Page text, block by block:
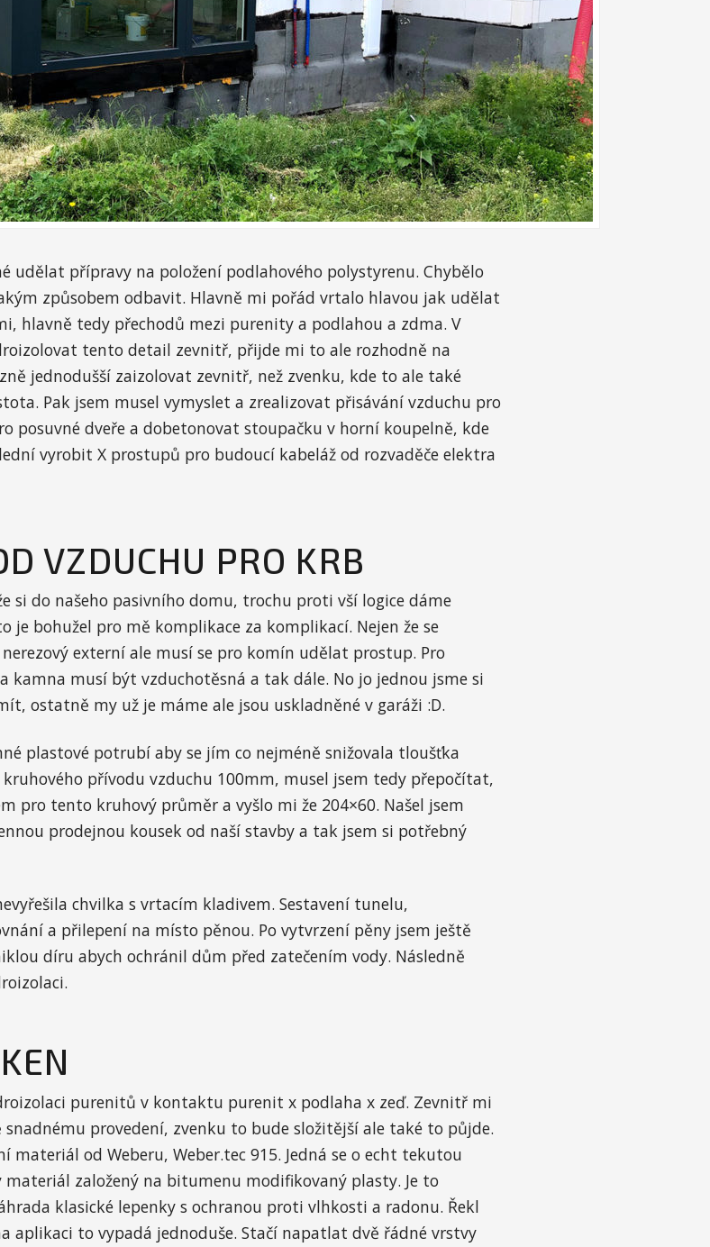
udělat přípravy na položení podlahového polystyrenu. Chybělo
způsobem odbavit. Hlavně mi pořád vrtalo hlavou jak udělat
hlavně tedy přechodů mezi purenity a podlahou a zdma. V
tento detail zevnitř, přijde mi to ale rozhodně na
jednodušší zaizolovat zevnitř, než zvenku, kde to ale také
Pak jsem musel vymyslet a zrealizovat přisávání vzduchu pro
posuvné dveře a dobetonovat stoupačku v horní koupelně, kde
vyrobit X prostupů pro budoucí kabeláž od rozvaděče elektra
VZDUCHU PRO KRB
si do našeho pasivního domu, trochu proti vší logice dáme
je bohužel pro mě komplikace za komplikací. Nejen že se
externí ale musí se pro komín udělat prostup. Pro
kamna musí být vzduchotěsná a tak dále. No jo jednou jsme si
ostatně my už je máme ale jsou uskladněné v garáži :D.
plastové potrubí aby se jím co nejméně snižovala tloušťka
přívodu vzduchu 100mm, musel jsem tedy přepočítat,
pro tento kruhový průměr a vyšlo mi že 204×60. Našel jsem
prodejnou kousek od naší stavby a tak jsem si potřebný
chvilka s vrtacím kladivem. Sestavení tunelu,
a přilepení na místo pěnou. Po vytvrzení pěny jsem ještě
díru abych ochránil dům před zatečením vody. Následně
purenitů v kontaktu purenit x podlaha x zeď. Zevnitř mi
provedení, zvenku to bude složitější ale také to půjde.
od Weberu, Weber.tec 915. Jedná se o echt tekutou
založený na bitumenu modifikovaný plasty. Je to
klasické lepenky s ochranou proti vlhkosti a radonu. Řekl
aplikaci to vypadá jednoduše. Stačí napatlat dvě řádné vrstvy